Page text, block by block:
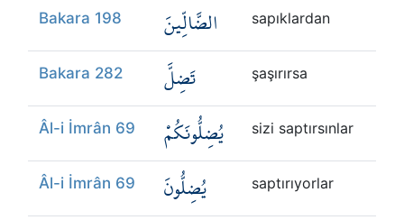
Bakara 198 الضَّالِّينَ sapıklardan
Bakara 282 تَضِلَّ şaşırırsa
Âl-i İmrân 69 يُضِلُّونَكُمْ sizi saptırsınlar
Âl-i İmrân 69 يُضِلُّونَ saptırıyorlar